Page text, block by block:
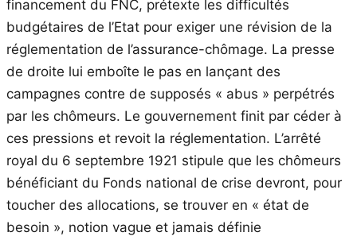
financement du FNC, prétexte les difficultés
budgétaires de l’Etat pour exiger une révision de la
réglementation de l’assurance-chômage. La presse
de droite lui emboîte le pas en lançant des
campagnes contre de supposés « abus » perpétrés
par les chômeurs. Le gouvernement finit par céder à
ces pressions et revoit la réglementation. L’arrêté
royal du 6 septembre 1921 stipule que les chômeurs
bénéficiant du Fonds national de crise devront, pour
toucher des allocations, se trouver en « état de
besoin », notion vague et jamais définie